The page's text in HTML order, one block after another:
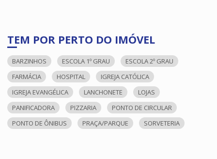
TEM POR PERTO DO IMÓVEL
BARZINHOS ESCOLA 1º GRAU
ESCOLA 2º GRAU
FARMÁCIA
HOSPITAL
IGREJA CATÓLICA
IGREJA EVANGÉLICA
LANCHONETE
LOJAS
PANIFICADORA
PIZZARIA
PONTO DE CIRCULAR
PONTO DE ÔNIBUS
PRAÇA/PARQUE SORVETERIA